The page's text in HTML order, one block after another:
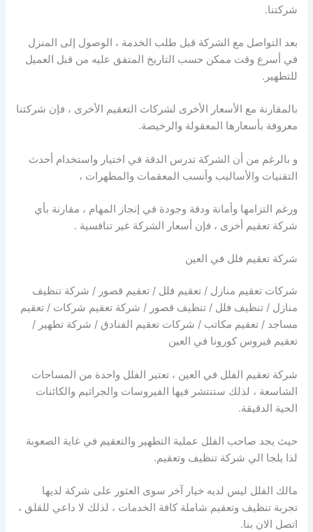
شركتنا.
بعد التواصل مع الشركة قبل طلب الخدمة ، الوصول إلى المنزل
في أسرع وقت ممكن حسب التاريخ المتفق عليه من قبل العميل
للتطهير.
بالمقارنة مع الأسعار الأخرى لشركات التعقيم الأخرى ، فإن شركتنا
معروفة بأسعارها المعقولة والرخيصة.
و بالرغم من أن الشركة تدرس الدقة في اختيار واستخدام أحدث
التقنيات والأساليب وأنسب المعقمات والمطهرات ،
ورغم التزامها وأمانة ودقة وجودة في إنجاز المهام ، مقارنة بأي
شركة تعقيم أخرى ، فإن أسعار الشركة غير تنافسية .
شركة تعقيم فلل في العين
شركات تعقيم منازل / تعقيم فلل / تعقيم قصور / شركة تنظيف
منازل / تنظيف فلل / تنظيف قصور / شركة تعقيم شركات / تعقيم
مساجد / تعقيم مكاتب / شركات تعقيم الفنادق / شركة تطهير /
تعقيم فيروس كورونا في العين
شركة تعقيم الفلل في العين ، تعتير الفلل واحدة من المساحات
الشاسعة ، لذلك ستنتشر فيها الفيروسات والجراثيم والكائنات
الحية الدقيقة.
حيث يجد صاحب الفلل عملية التطهير والتعقيم في غاية الصعوبة
لذا يلجا الي شركة تنظيف وتعقيم.
مالك الفلل ليس لديه خيار آخر سوى العثور على شركة لديها
تجربة تنظيف وتعقيم شاملة كافة الخدمات ، لذلك لا داعي للقلق ،
اتصل الان بنا.